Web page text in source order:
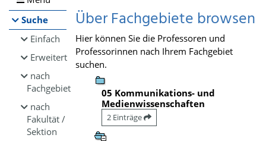
Suche
Einfach
Erweitert
nach
Fachgebiet
nach
Fakultät /
Sektion
Über Fachgebiete browsen
Hier können Sie die Professoren und
Professorinnen nach Ihrem Fachgebiet
suchen.
05 Kommunikations- und
Medienwissenschaften
2 Einträge